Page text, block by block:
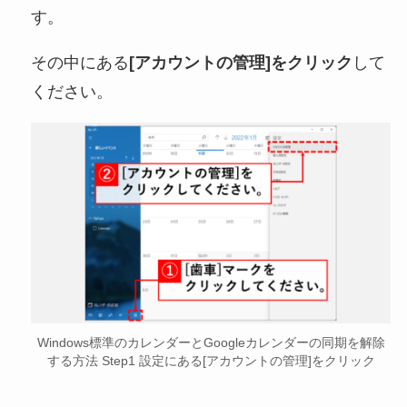
す。
その中にある[アカウントの管理]をクリック して
ください。
Windows標準のカレンダーとGoogleカレンダーの同期を解除
する方法 Step1 設定にある[アカウントの管理]をクリック